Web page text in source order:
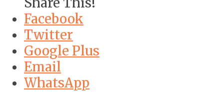
Facebook
Twitter
Google Plus
Email
WhatsApp